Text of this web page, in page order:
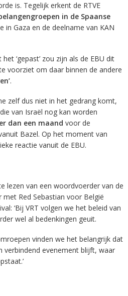
is. Tegelijk erkent de RTVE
in de Spaanse
in Gaza en de deelname van KAN
‘gepast’ zou zijn als de EBU dit
voorziet om daar binnen de andere
.
zelf dus niet in het gedrang komt,
van Israël nog kan worden
dan een maand voor de
Bazel. Op het moment van
reactie vanuit de EBU.
lezen van een woordvoerder van de
Red Sebastian voor België
‘Bij VRT volgen we het beleid van
wel al bedenkingen geuit.
vinden we het belangrijk dat
verbindend evenement blijft, waar